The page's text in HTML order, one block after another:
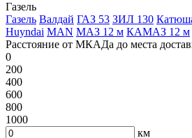
Газель
Газель Валдай ГАЗ 53 ЗИЛ 130
Huyndai MAN МАЗ 12 м КАМАЗ 12 м
Расстояние от МКАДа до места
0
200
400
600
800
1000
км